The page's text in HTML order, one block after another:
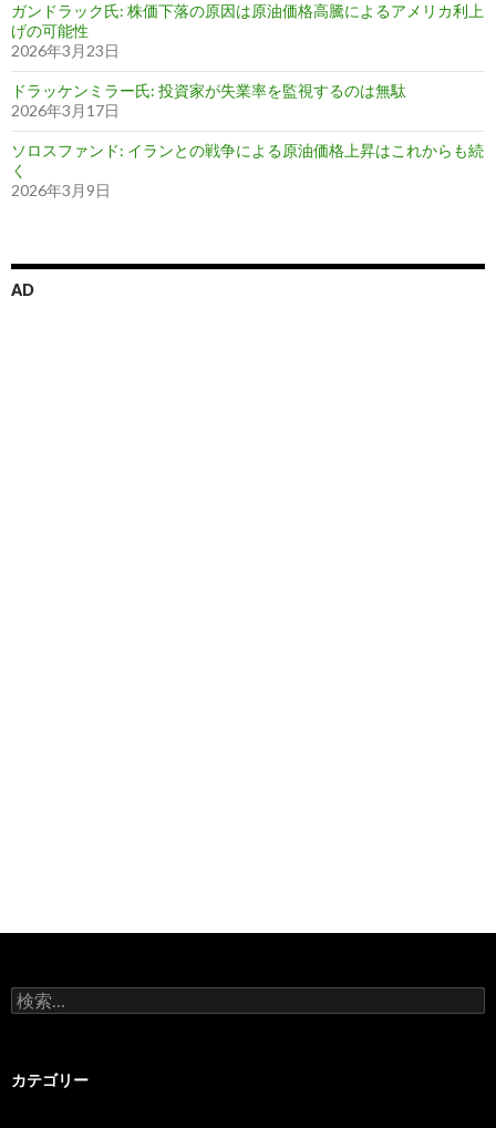
ガンドラック氏: 株価下落の原因は原油価格高騰によるアメリカ利上
げの可能性
2026年3月23日
ドラッケンミラー氏: 投資家が失業率を監視するのは無駄
2026年3月17日
ソロスファンド: イランとの戦争による原油価格上昇はこれからも続
く
2026年3月9日
AD
検
索:
カテゴリー